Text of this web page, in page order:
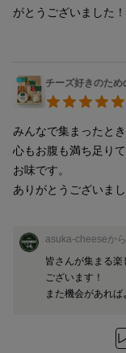
がとうございました！
チーズ好きのため
みんなで集まったとき
心もお腹も満ち足り
お味です。
ありがとうございまし
asuka-cheeseか
皆さんが集まる
ございます！
また機会があれば